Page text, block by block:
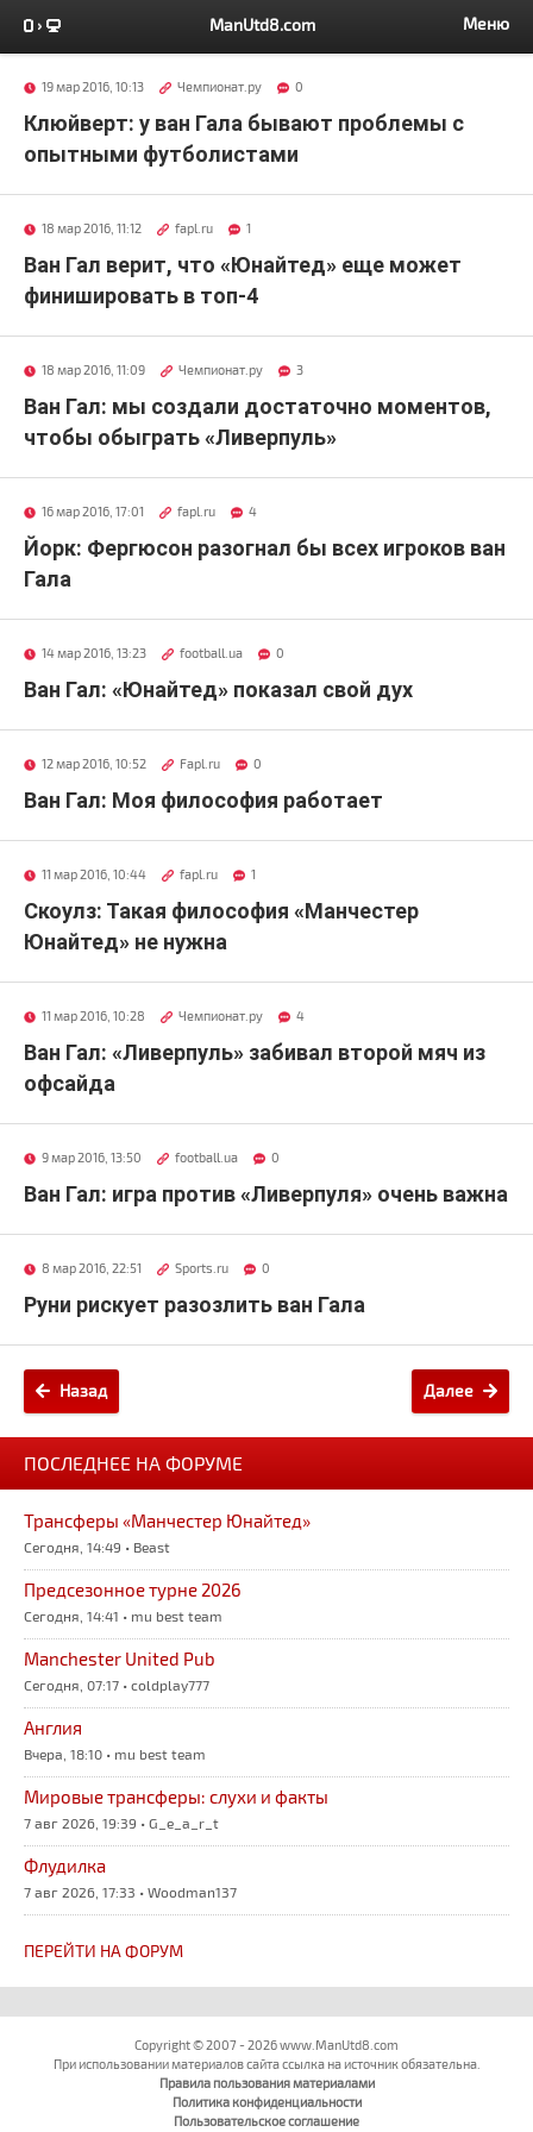
ManUtd8.com Меню
19 мар 2016, 10:13 Чемпионат.ру 0
Клюйверт: у ван Гала бывают проблемы с
опытными футболистами
18 мар 2016, 11:12 fapl.ru 1
Ван Гал верит, что «Юнайтед» еще может
финишировать в топ-4
18 мар 2016, 11:09 Чемпионат.ру 3
Ван Гал: мы создали достаточно моментов,
чтобы обыграть «Ливерпуль»
16 мар 2016, 17:01 fapl.ru 4
Йорк: Фергюсон разогнал бы всех игроков ван
Гала
14 мар 2016, 13:23 football.ua 0
Ван Гал: «Юнайтед» показал свой дух
12 мар 2016, 10:52 Fapl.ru 0
Ван Гал: Моя философия работает
11 мар 2016, 10:44 fapl.ru 1
Скоулз: Такая философия «Манчестер
Юнайтед» не нужна
11 мар 2016, 10:28 Чемпионат.ру 4
Ван Гал: «Ливерпуль» забивал второй мяч из
офсайда
9 мар 2016, 13:50 football.ua 0
Ван Гал: игра против «Ливерпуля» очень важна
8 мар 2016, 22:51 Sports.ru 0
Руни рискует разозлить ван Гала
Назад Далее
ПОСЛЕДНЕЕ НА ФОРУМЕ
Трансферы «Манчестер Юнайтед»
Сегодня, 14:49 • Beast
Предсезонное турне 2026
Сегодня, 14:41 • mu best team
Manchester United Pub
Сегодня, 07:17 • coldplay777
Англия
Вчера, 18:10 • mu best team
Мировые трансферы: слухи и факты
7 авг 2026, 19:39 • G_e_a_r_t
Флудилка
7 авг 2026, 17:33 • Woodman137
ПЕРЕЙТИ НА ФОРУМ
Copyright © 2007 - 2026 www.ManUtd8.com
При использовании материалов сайта ссылка на источник обязательна.
Правила пользования материалами
Политика конфиденциальности
Пользовательское соглашение